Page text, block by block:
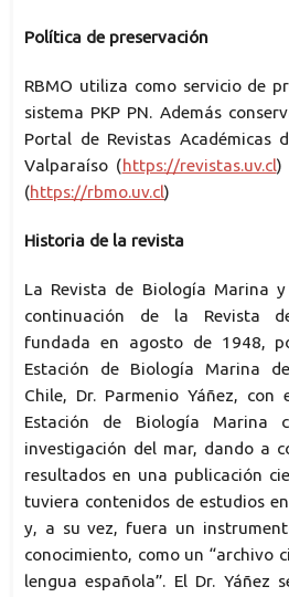
Política de preservación
RBMO utiliza como servicio de
sistema PKP PN. Además
Portal de Revistas Académicas
Valparaíso (https://revistas.uv.cl)
(https://rbmo.uv.cl)
Historia de la revista
La Revista de Biología Marina
continuación de la Revista
fundada en agosto de 1948,
Estación de Biología Marina
Chile, Dr. Parmenio Yáñez,
Estación de Biología Marina
investigación del mar, dando a
resultados en una publicación
tuviera contenidos de estudios
y, a su vez, fuera un
conocimiento, como un “archivo
lengua española”. El Dr. Yáñez